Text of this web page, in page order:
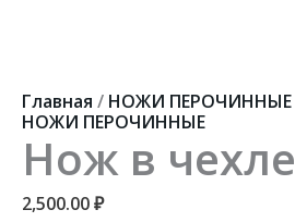
Главная / НОЖИ ПЕРОЧИННЫЕ
НОЖИ ПЕРОЧИННЫЕ
Нож в чехле
2,500.00₽
товара
Нож
в
чехле